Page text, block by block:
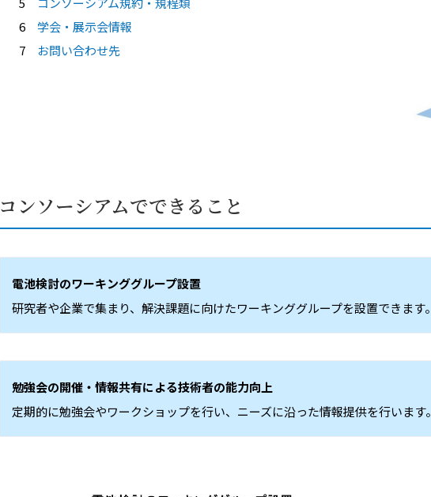
6 学会・展示会情報
7
お問い合わせ先
コンソーシアムでできること
電池検討のワーキンググループ設置
研究者や企業で集まり、解決課題に向けたワーキンググループを設置できます。
勉強会の開催・情報共有による技術者の能力向上
定期的に勉強会やワークショップを行い、ニーズに沿った情報提供を行います。